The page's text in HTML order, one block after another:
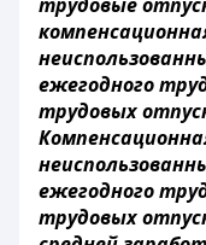
ежегодного
трудовых
ежегодного
трудовых